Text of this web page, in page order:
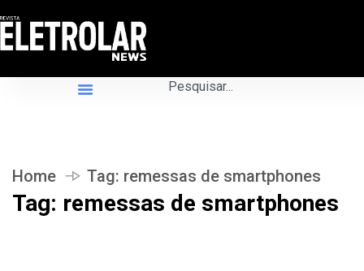
Home Tag: remessas de smartphones
Tag: remessas de smartphones